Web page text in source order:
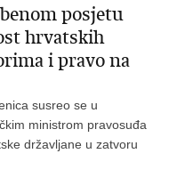
posjetu
hrvatskih
i pravo na
susreo se u
ministrom pravosuđa
državljane u zatvoru